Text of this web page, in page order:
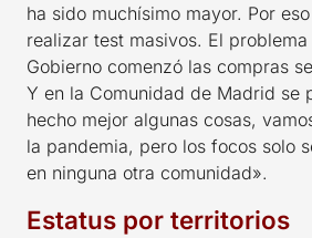
ha sido muchísimo mayor. Por
realizar test masivos. El
Gobierno comenzó las compras
Y en la Comunidad de Madrid se
hecho mejor algunas cosas,
la pandemia, pero los focos solo
en ninguna otra comunidad».
Estatus por territorios